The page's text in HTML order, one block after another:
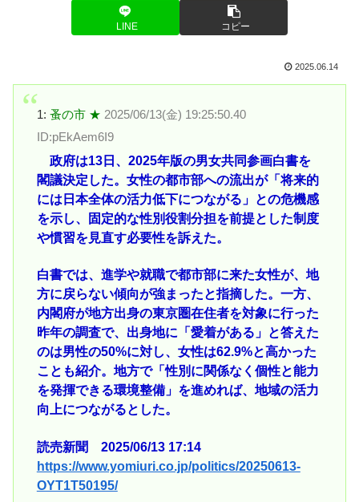
LINE コピー
2025.06.14
1: 蚤の市 ★ 2025/06/13(金) 19:25:50.40
ID:pEkAem6I9
政府は13日、2025年版の男女共同参画白書を
閣議決定した。女性の都市部への流出が「将来的
には日本全体の活力低下につながる」との危機感
を示し、固定的な性別役割分担を前提とした制度
や慣習を見直す必要性を訴えた。
白書では、進学や就職で都市部に来た女性が、地
方に戻らない傾向が強まったと指摘した。一方、
内閣府が地方出身の東京圏在住者を対象に行った
昨年の調査で、出身地に「愛着がある」と答えた
のは男性の50%に対し、女性は62.9%と高かった
ことも紹介。地方で「性別に関係なく個性と能力
を発揮できる環境整備」を進めれば、地域の活力
向上につながるとした。
読売新聞 2025/06/13 17:14
https://www.yomiuri.co.jp/politics/20250613-
OYT1T50195/